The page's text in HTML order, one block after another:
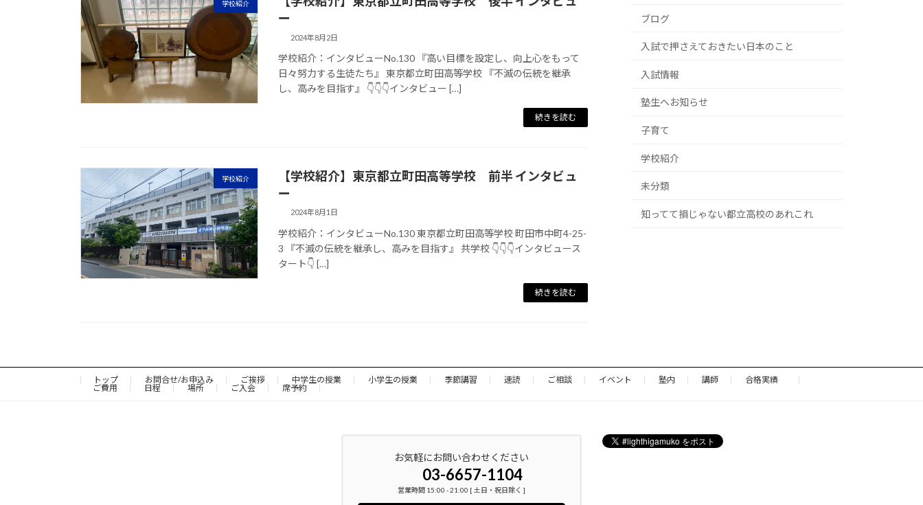
学校紹介
ー
2024年8月2日
学校紹介：インタビューNo.130 『高い目標を設定し、向上心をもって
日々努力する生徒たち』 東京都立町田高等学校 『不滅の伝統を継承
し、高みを目指す』 👇👇👇インタビュー […]
続きを読む
学校紹介
【学校紹介】東京都立町田高等学校 前半 インタビュ
ー
2024年8月1日
学校紹介：インタビューNo.130 東京都立町田高等学校 町田市中町4-25-
3 『不滅の伝統を継承し、高みを目指す』 共学校 👇👇👇インタビュース
タート👇 […]
続きを読む
ブログ
入試で押さえておきたい日本のこと
入試情報
塾生へお知らせ
子育て
学校紹介
未分類
知ってて損じゃない都立高校のあれこれ
トップ お問合せ/お申込み ご挨拶 中学生の授業 小学生の授業 季節講習 速読 ご相談 イベント 塾内 講師
合格実績
ご費用
日程 場所 ご入会 席予約
お気軽にお問い合わせください
03-6657-1104
営業時間 15:00 - 21:00 [ 土日・祝日除く ]